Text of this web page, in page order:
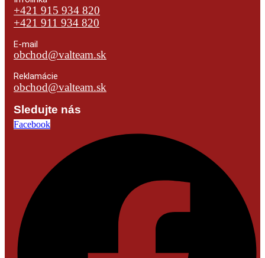
+421 915 934 820
+421 911 934 820
E-mail
obchod@valteam.sk
Reklamácie
obchod@valteam.sk
Sledujte nás
Facebook